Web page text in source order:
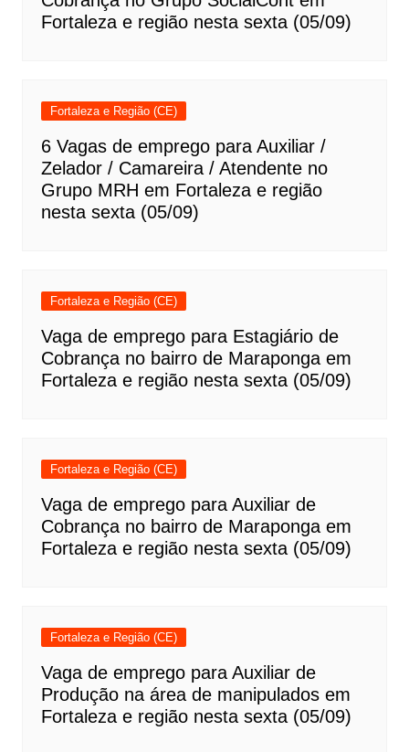
Fortaleza e região nesta sexta (05/09)
Fortaleza e Região (CE)
6 Vagas de emprego para Auxiliar /
Zelador / Camareira / Atendente no
Grupo MRH em Fortaleza e região
nesta sexta (05/09)
Fortaleza e Região (CE)
Vaga de emprego para Estagiário de
Cobrança no bairro de Maraponga em
Fortaleza e região nesta sexta (05/09)
Fortaleza e Região (CE)
Vaga de emprego para Auxiliar de
Cobrança no bairro de Maraponga em
Fortaleza e região nesta sexta (05/09)
Fortaleza e Região (CE)
Vaga de emprego para Auxiliar de
Produção na área de manipulados em
Fortaleza e região nesta sexta (05/09)